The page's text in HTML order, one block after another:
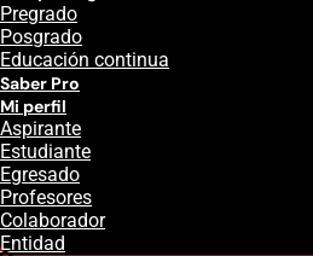
Pregrado
Posgrado
Educación continua
Saber Pro
Mi perfil
Aspirante
Estudiante
Egresado
Profesores
Colaborador
Entidad